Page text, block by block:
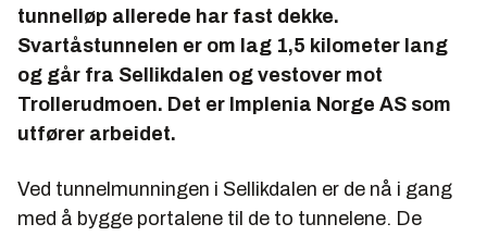
tunnelløp allerede har fast dekke.
Svartåstunnelen er om lag 1,5 kilometer lang
og går fra Sellikdalen og vestover mot
Trollerudmoen. Det er Implenia Norge AS som
utfører arbeidet.
Ved tunnelmunningen i Sellikdalen er de nå i gang
med å bygge portalene til de to tunnelene. De